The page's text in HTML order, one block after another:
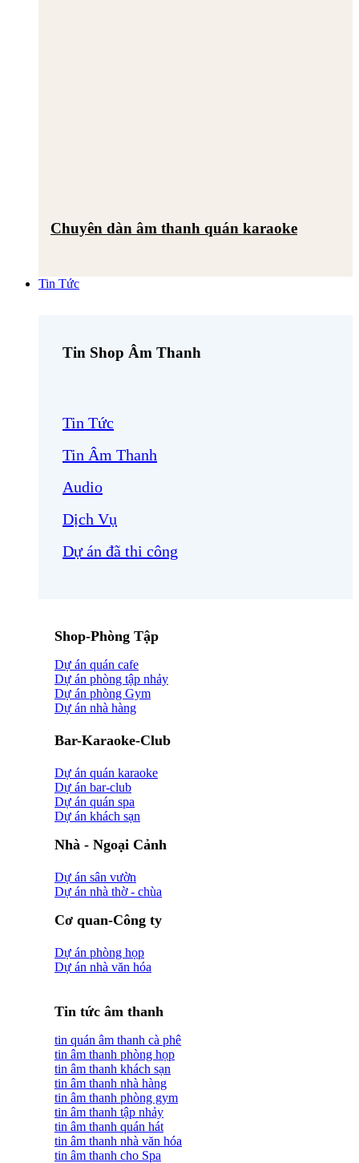
Chuyên dàn âm thanh quán karaoke
Tin Tức
Tin Shop Âm Thanh
Tin Tức
Tin Âm Thanh
Audio
Dịch Vụ
Dự án đã thi công
Shop-Phòng Tập
Dự án quán cafe
Dự án phòng tập nhảy
Dự án phòng Gym
Dự án nhà hàng
Bar-Karaoke-Club
Dự án quán karaoke
Dự án bar-club
Dự án quán spa
Dự án khách sạn
Nhà - Ngoại Cảnh
Dự án sân vườn
Dự án nhà thờ - chùa
Cơ quan-Công ty
Dự án phòng họp
Dự án nhà văn hóa
Tin tức âm thanh
tin quán âm thanh cà phê
tin âm thanh phòng họp
tin âm thanh khách sạn
tin âm thanh nhà hàng
tin âm thanh phòng gym
tin âm thanh tập nhảy
tin âm thanh quán hát
tin âm thanh nhà văn hóa
tin âm thanh cho Spa